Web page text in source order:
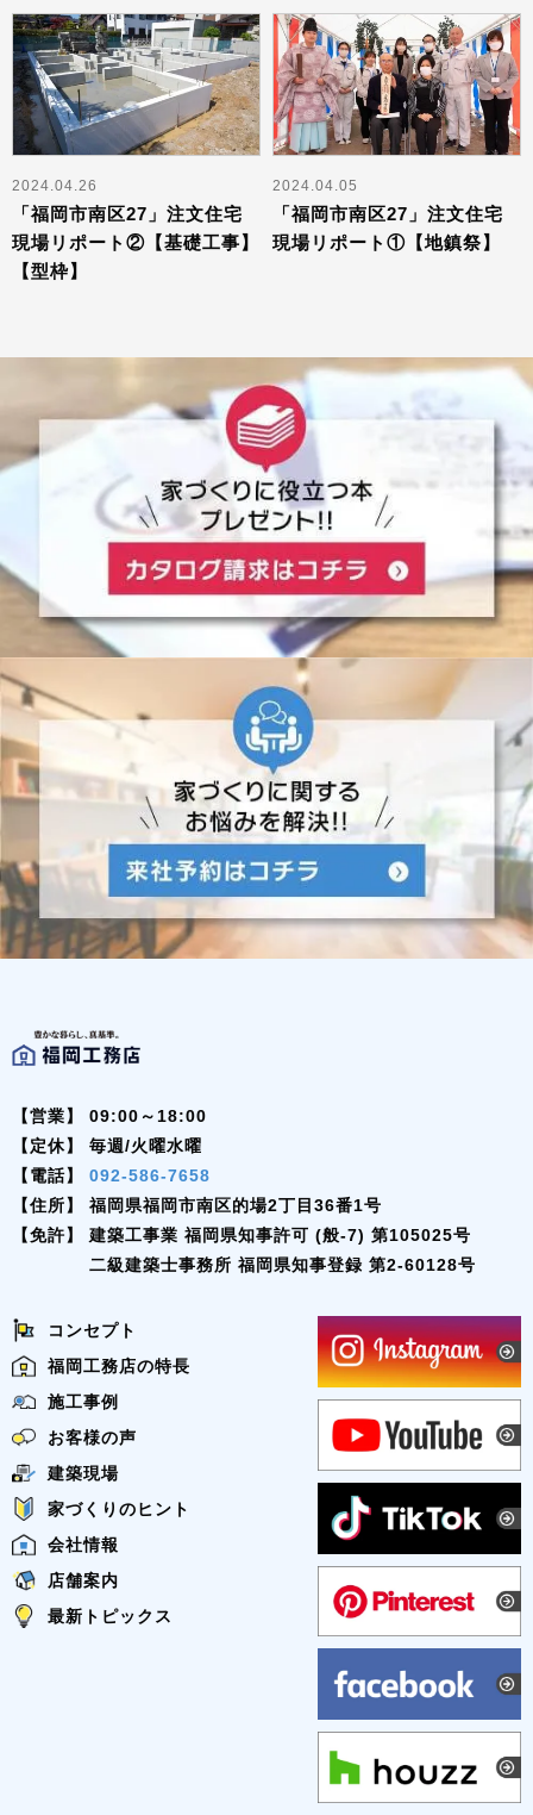
2024.04.26
「福岡市南区27」注文住宅
現場リポート②【基礎工事】
【型枠】
2024.04.05
「福岡市南区27」注文住宅
現場リポート①【地鎮祭】
【営業】
09:00～18:00
【定休】
毎週/火曜水曜
【電話】
092-586-7658
【住所】
福岡県福岡市南区的場2丁目36番1号
【免許】
建築工事業 福岡県知事許可 (般-7) 第105025号
二級建築士事務所 福岡県知事登録 第2-60128号
コンセプト
福岡工務店の特長
施工事例
お客様の声
建築現場
家づくりのヒント
会社情報
店舗案内
最新トピックス